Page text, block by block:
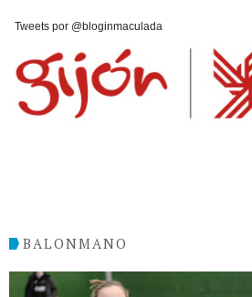
Tweets por @bloginmaculada
BALONMANO